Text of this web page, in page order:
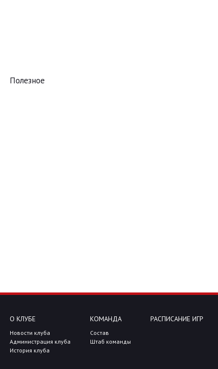
Полезное
О КЛУБЕ
Новости клуба
Администрация клуба
История клуба
КОМАНДА
Состав
Штаб команды
РАСПИСАНИЕ ИГР